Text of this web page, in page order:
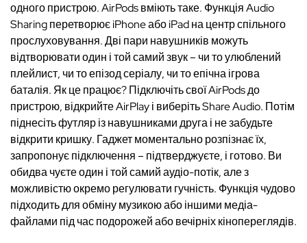
одного пристрою. AirPods вміють таке. Функція Audio
Sharing перетворює iPhone або iPad на центр спільного
прослуховування. Дві пари навушників можуть
відтворювати один і той самий звук – чи то улюблений
плейлист, чи то епізод серіалу, чи то епічна ігрова
баталія. Як це працює? Підключіть свої AirPods до
пристрою, відкрийте AirPlay і виберіть Share Audio. Потім
піднесіть футляр із навушниками друга і не забудьте
відкрити кришку. Гаджет моментально розпізнає їх,
запропонує підключення – підтверджуєте, і готово. Ви
обидва чуєте один і той самий аудіо-потік, але з
можливістю окремо регулювати гучність. Функція чудово
підходить для обміну музикою або іншими медіа-
файлами під час подорожей або вечірніх кінопереглядів.